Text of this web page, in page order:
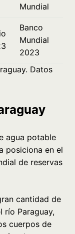
Mundial
Banco
Mundial
2023
Datos
agua potable
posiciona en el
de reservas
cantidad de
río Paraguay,
cuerpos de